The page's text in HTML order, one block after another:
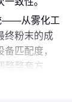
——从雾化工
终粉末的成
匹配度，
整整套方